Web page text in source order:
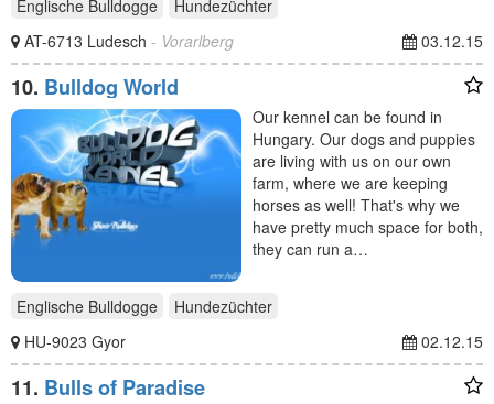
Englische Bulldogge
Hundezüchter
AT-6713 Ludesch - Vorarlberg 03.12.15
10. Bulldog World
Our kennel can be found in
Hungary. Our dogs and puppies
are living with us on our own
farm, where we are keeping
horses as well! That's why we
have pretty much space for both,
they can run a…
Englische Bulldogge
Hundezüchter
HU-9023 Gyor
02.12.15
11. Bulls of Paradise